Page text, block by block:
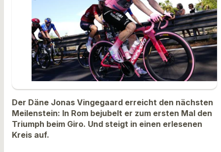
Der Däne Jonas Vingegaard erreicht den nächsten
Meilenstein: In Rom bejubelt er zum ersten Mal den
Triumph beim Giro. Und steigt in einen erlesenen
Kreis auf.